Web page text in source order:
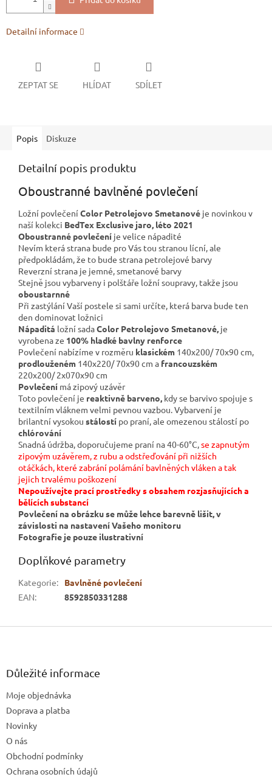
Detailní informace
ZEPTAT SE HLÍDAT SDÍLET
Popis Diskuze
Detailní popis produktu
Oboustranné bavlněné povlečení
Ložní povlečení Color Petrolejovo Smetanové je novinkou v
naší kolekci BedTex Exclusive jaro, léto 2021
Oboustranné povlečení je velice nápadité
Nevím která strana bude pro Vás tou stranou lícní, ale
předpokládám, že to bude strana petrolejové barvy
Reverzní strana je jemné, smetanové barvy
Stejně jsou vybarveny i polštáře ložní soupravy, takže jsou
oboustarnné
Při zastýlání Vaší postele si sami určíte, která barva bude ten
den dominovat ložnici
Nápaditá ložní sadaColor Petrolejovo Smetanové, je
vyrobena ze 100% hladké bavlny renforce
Povlečení nabízíme v rozměru klasickém 140x200/ 70x90 cm,
prodlouženém 140x220/ 70x90 cm a francouzském
220x200/ 2x070x90 cm
Povlečení má zipový uzávěr
Toto povlečení je reaktivně barveno, kdy se barvivo spojuje s
textilním vláknem velmi pevnou vazbou. Vybarvení je
brilantní vysokou stálostí po praní, ale omezenou stálostí po
chlórování
Snadná údržba, doporučujeme praní na 40-60°C,se zapnutým
zipovým uzávěrem, z rubu a odstřeďování při nižších
otáčkách, které zabrání polámání bavlněných vláken a tak
jejich trvalému poškození
Nepoužívejte prací prostředky s obsahem rozjasňujících a
bělících substancí
Povlečení na obrázku se může lehce barevně lišit, v
závislosti na nastavení Vašeho monitoru
Fotografie je pouze ilustrativní
Doplňkové parametry
Kategorie:
Bavlněné povlečení
EAN: 8592850331288
Důležité informace
Moje objednávka
Doprava a platba
Novinky
O nás
Obchodní podmínky
Ochrana osobních údajů